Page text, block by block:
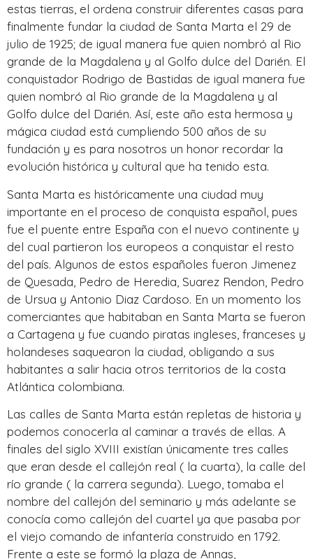
estas tierras, el ordena construir diferentes casas para
finalmente fundar la ciudad de Santa Marta el 29 de
julio de 1925; de igual manera fue quien nombró al Rio
grande de la Magdalena y al Golfo dulce del Darién. El
conquistador Rodrigo de Bastidas de igual manera fue
quien nombró al Rio grande de la Magdalena y al
Golfo dulce del Darién. Así, este año esta hermosa y
mágica ciudad está cumpliendo 500 años de su
fundación y es para nosotros un honor recordar la
evolución histórica y cultural que ha tenido esta.
Santa Marta es históricamente una ciudad muy
importante en el proceso de conquista español, pues
fue el puente entre España con el nuevo continente y
del cual partieron los europeos a conquistar el resto
del país. Algunos de estos españoles fueron Jimenez
de Quesada, Pedro de Heredia, Suarez Rendon, Pedro
de Ursua y Antonio Diaz Cardoso. En un momento los
comerciantes que habitaban en Santa Marta se fueron
a Cartagena y fue cuando piratas ingleses, franceses y
holandeses saquearon la ciudad, obligando a sus
habitantes a salir hacia otros territorios de la costa
Atlántica colombiana.
Las calles de Santa Marta están repletas de historia y
podemos conocerla al caminar a través de ellas. A
finales del siglo XVIII existían únicamente tres calles
que eran desde el callejón real ( la cuarta), la calle del
río grande ( la carrera segunda). Luego, tomaba el
nombre del callejón del seminario y más adelante se
conocía como callejón del cuartel ya que pasaba por
el viejo comando de infantería construido en 1792.
Frente a este se formó la plaza de Annas,